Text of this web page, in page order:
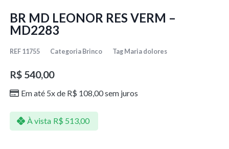
BR MD LEONOR RES VERM –
MD2283
REF 11755 Categoria Brinco Tag Maria dolores
R$540,00
Em até 5x de R$ 108,00sem juros
À vista R$ 513,00